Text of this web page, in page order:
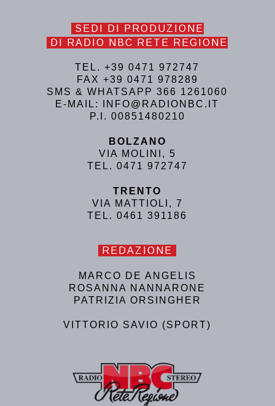
SEDI DI PRODUZIONE
DI RADIO NBC RETE REGIONE
TEL. +39 0471 972747
FAX +39 0471 978289
SMS & WHATSAPP 366 1261060
E-MAIL: INFO@RADIONBC.IT
P.I. 00851480210
BOLZANO
VIA MOLINI, 5
TEL. 0471 972747
TRENTO
VIA MATTIOLI, 7
TEL. 0461 391186
REDAZIONE
MARCO DE ANGELIS
ROSANNA NANNARONE
PATRIZIA ORSINGHER
VITTORIO SAVIO (SPORT)